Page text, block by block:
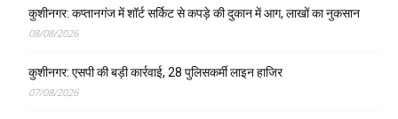
कुशीनगर: कप्तानगंज में शॉर्ट सर्किट से कपड़े की दुकान में आग, लाखों का नुकसान
08/08/2026
कुशीनगर: एसपी की बड़ी कार्रवाई, 28 पुलिसकर्मी लाइन हाजिर
07/08/2026